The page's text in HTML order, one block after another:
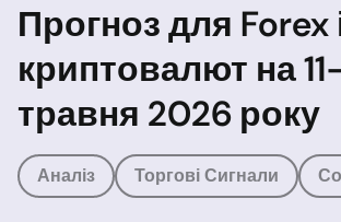
Прогноз для Forex
криптовалют на
травня 2026 року
Аналіз Торгові Сигнали